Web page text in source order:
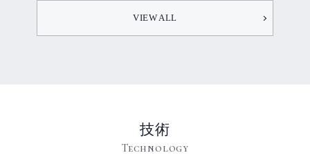
VIEW ALL
技術
Technology